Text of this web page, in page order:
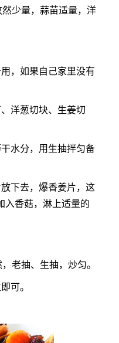
少量，蒜苗适量，洋
，如果自己家里没有
洋葱切块、生姜切
水分，用生抽拌匀备
下去，爆香姜片，这
入香菇，淋上适量的
老抽、生抽，炒匀。
可。